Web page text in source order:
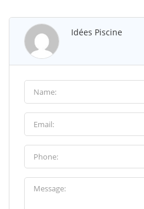
Idées Piscine